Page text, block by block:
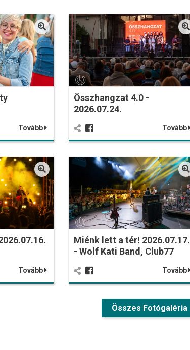
Tovább
Összhangzat 4.0 -
2026.07.24.
Tovább
Tovább
Miénk lett a tér! 2026.07.17.
- Wolf Kati Band, Club77
Tovább
Összes Fotógaléria